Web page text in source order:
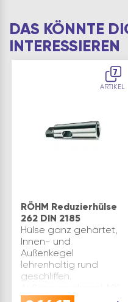
DAS KÖNNTE
INTERESSIEREN
7
ARTIKEL
RÖHM Reduzierhülse
262 DIN 2185
Hülse ganz gehärtet,
Innen- und
Außenkegel
lehrenhaltig rund
geschliffen.
4 DIN: 2185